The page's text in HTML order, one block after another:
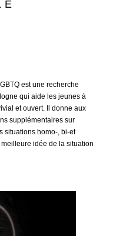
est une recherche
qui aide les jeunes à
et ouvert. Il donne aux
supplémentaires sur
situations homo-, bi-et
idée de la situation